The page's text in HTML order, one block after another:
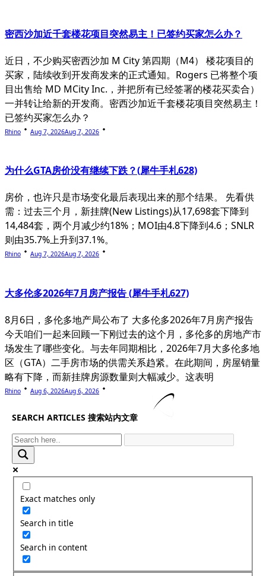
密西沙加近千套楼花项目突然易主！已签约买家怎么办？
近日，不少购买密西沙加 M City 第四期（M4） 楼花项目的
买家，陆续收到开发商发来的正式通知。Rogers 已将整个项
目出售给 MD MCity Inc.，并把所有已经签署的楼花买卖合）
一并转让给新的开发商。密西沙加近千套楼花项目突然易主！
已签约买家怎么办？
Rhino Aug 7, 2026Aug 7, 2026
为什么GTA房价没有继续下跌？(犀牛手札628)
房价，也许只是市场变化最后表现出来的那个结果。 先看供
需：过去三个月，新挂牌(New Listings)从17,698套下降到
14,484套，两个月减少约18%；MOI由4.8下降到4.6；SNLR
则由35.7%上升到37.1%。
Rhino Aug 7, 2026Aug 7, 2026
大多伦多2026年7月房产报告 (犀牛手札627)
8月6日，多伦多地产局公布了 大多伦多2026年7月房产报告
今天咱们一起来回顾一下刚过去的这个月，多伦多的房地产市
场发生了哪些变化。与去年同期相比，2026年7月大多伦多地
区（GTA）二手房市场的供需关系趋紧。在此期间，房屋销量
略有下降，而新挂牌房源数量则大幅减少。这表明
Rhino Aug 6, 2026Aug 6, 2026
SEARCH ARTICLES 搜索站内文章
Exact matches only
Search in title
Search in content